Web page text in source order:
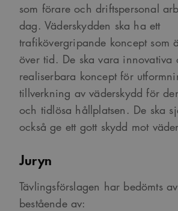
som förare och driftspersonal
dag. Väderskydden ska ha ett
trafikövergripande koncept som
över tid. De ska vara innovativa
realiserbara koncept för
tillverkning av väderskydd för
och tidlösa hållplatsen. De ska
också ge ett gott skydd mot
Juryn
Tävlingsförslagen har bedömts
bestående av: